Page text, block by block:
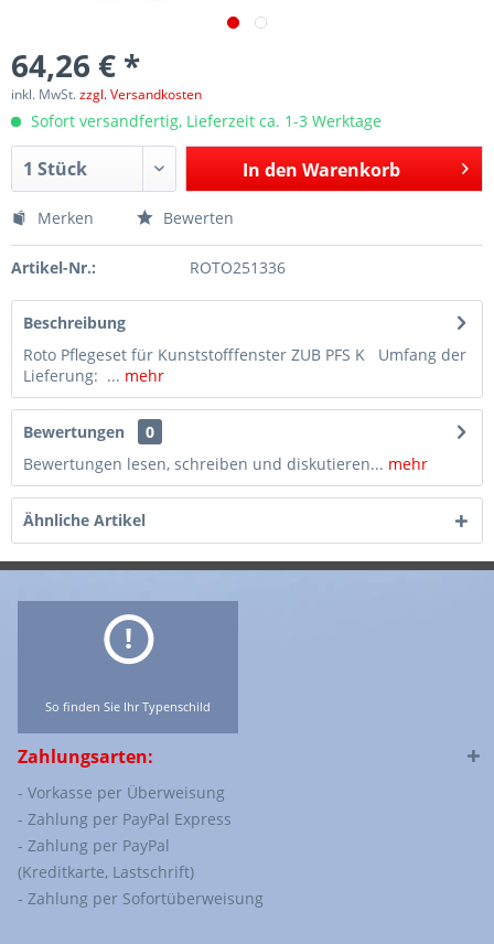
64,26 € *
inkl. MwSt.zzgl. Versandkosten
Sofort versandfertig, Lieferzeit ca. 1-3 Werktage
In den Warenkorb
Merken Bewerten
Artikel-Nr.: ROTO251336
Beschreibung
Roto Pflegeset für Kunststofffenster ZUB PFS K Umfang der
Lieferung: ... mehr
Bewertungen
0
Bewertungen lesen, schreiben und diskutieren... mehr
Ähnliche Artikel
So finden Sie Ihr Typenschild
Zahlungsarten:
- Vorkasse per Überweisung
- Zahlung per PayPal Express
- Zahlung per PayPal
(Kreditkarte, Lastschrift)
- Zahlung per Sofortüberweisung